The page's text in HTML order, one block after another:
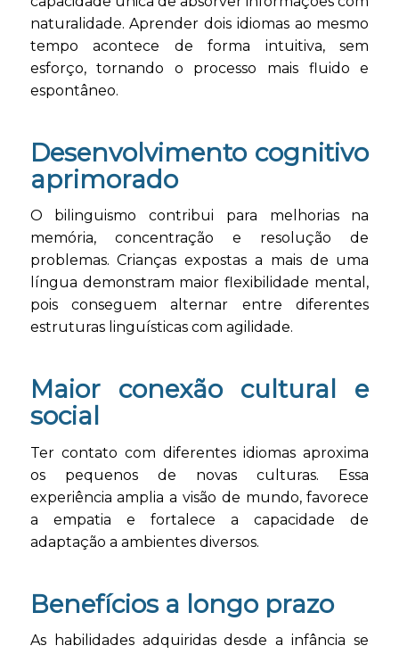
naturalidade. Aprender dois idiomas ao mesmo
tempo acontece de forma intuitiva, sem
esforço, tornando o processo mais fluido e
espontâneo.
Desenvolvimento cognitivo
aprimorado
O bilinguismo contribui para melhorias na
memória, concentração e resolução de
problemas. Crianças expostas a mais de uma
língua demonstram maior flexibilidade mental,
pois conseguem alternar entre diferentes
estruturas linguísticas com agilidade.
Maior conexão cultural e
social
Ter contato com diferentes idiomas aproxima
os pequenos de novas culturas. Essa
experiência amplia a visão de mundo, favorece
a empatia e fortalece a capacidade de
adaptação a ambientes diversos.
Benefícios a longo prazo
As habilidades adquiridas desde a infância se